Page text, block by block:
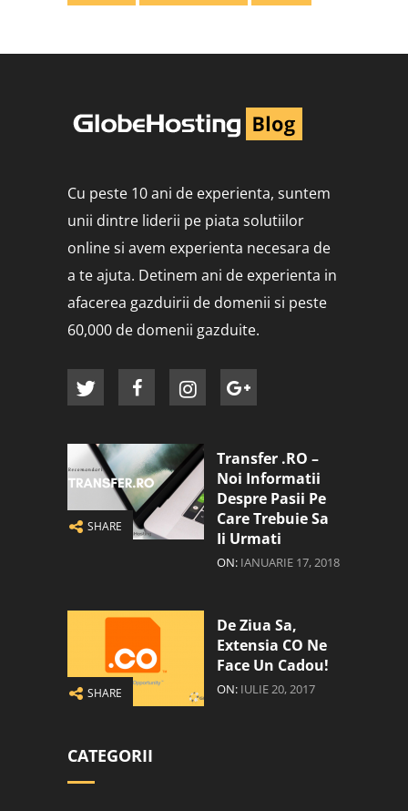
Cu peste 10 ani de experienta, suntem
unii dintre liderii pe piata solutiilor
online si avem experienta necesara de
a te ajuta. Detinem ani de experienta in
afacerea gazduirii de domenii si peste
60,000 de domenii gazduite.
SHARE
Transfer .RO –
Noi Informatii
Despre Pasii Pe
Care Trebuie Sa
Ii Urmati
ON: IANUARIE 17, 2018
SHARE
De Ziua Sa,
Extensia CO Ne
Face Un Cadou!
ON: IULIE 20, 2017
CATEGORII